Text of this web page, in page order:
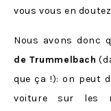
vous vous en
Nous avons donc
de Trummelbach
que ça !): on peut
voiture sur les